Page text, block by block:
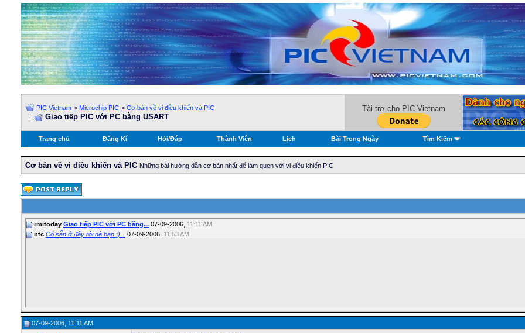
PIC Vietnam > Microchip PIC > Cơ bản về vi điều khiển và PIC
Giao tiếp PIC với PC bằng USART
Tài trợ cho PIC Vietnam
Trang chủ Đăng Kí Hỏi/Ðáp Thành Viên Lịch Bài Trong Ngày Tìm Kiếm
Cơ bản về vi điều khiển và PIC Những bài hướng dẫn cơ bản nhất để làm quen với vi điều khiển PIC
rmitoday Giao tiếp PIC với PC bằng... 07-09-2006, 11:11 AM
ntc Có sẵn ở đây rồi nè bạn :)... 07-09-2006, 11:53 AM
07-09-2006, 11:11 AM